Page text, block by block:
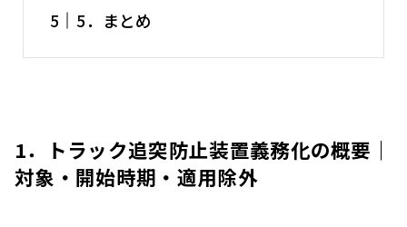
5．まとめ
1．トラック追突防止装置義務化の概要｜
対象・開始時期・適用除外